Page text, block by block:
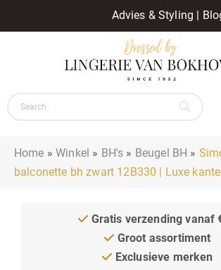
Advies & Styling |
Home »Winkel » BH's » Beugel BH »
balconette bh zwart 12B330 | Luxe
Gratis verzending vanaf
Groot assortiment
Exclusieve merken